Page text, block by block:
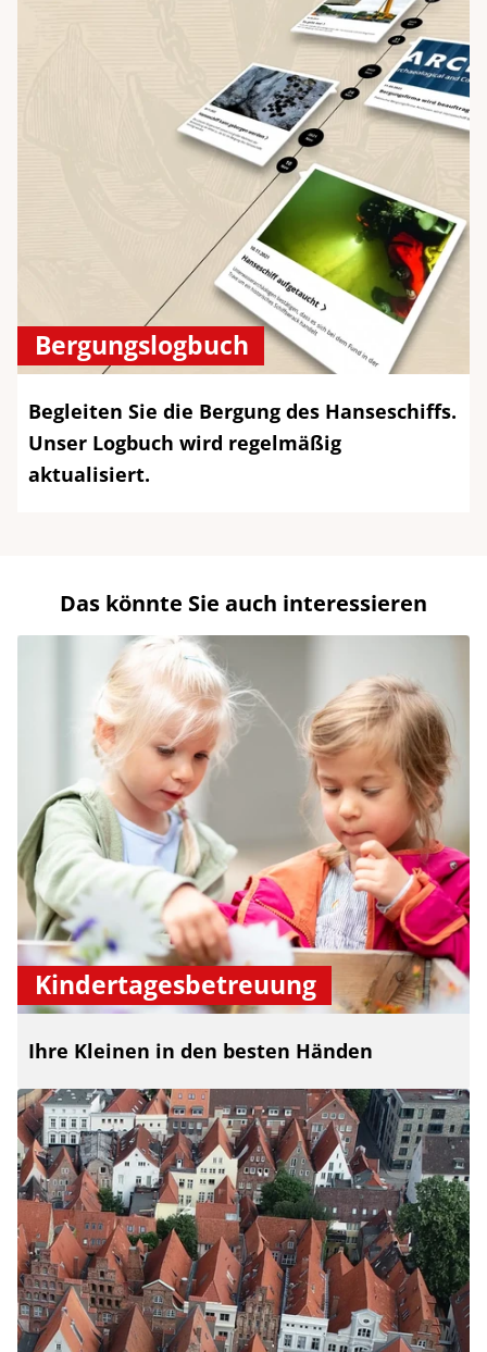
Bergungslogbuch
Begleiten Sie die Bergung des Hanseschiffs.
Unser Logbuch wird regelmäßig
aktualisiert.
Das könnte Sie auch interessieren
Kindertagesbetreuung
Ihre Kleinen in den besten Händen